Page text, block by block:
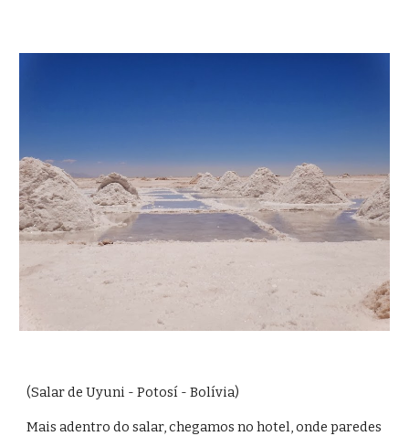
(Salar de Uyuni - Potosí - Bolívia)
Mais adentro do salar, chegamos no hotel, onde paredes